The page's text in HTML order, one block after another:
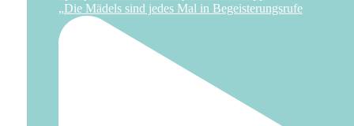
„Die Mädels sind jedes Mal in Begeisterungsrufe